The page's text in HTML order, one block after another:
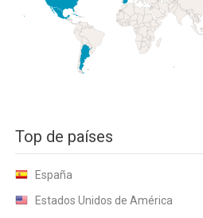
Top de países
España
Estados Unidos de América